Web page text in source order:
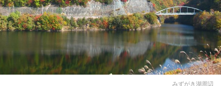
みずがき湖周辺